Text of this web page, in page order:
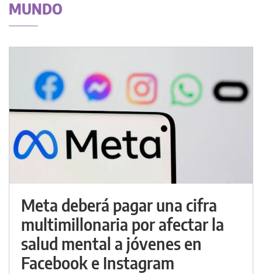
MUNDO
Meta deberá pagar una cifra
multimillonaria por afectar la
salud mental a jóvenes en
Facebook e Instagram